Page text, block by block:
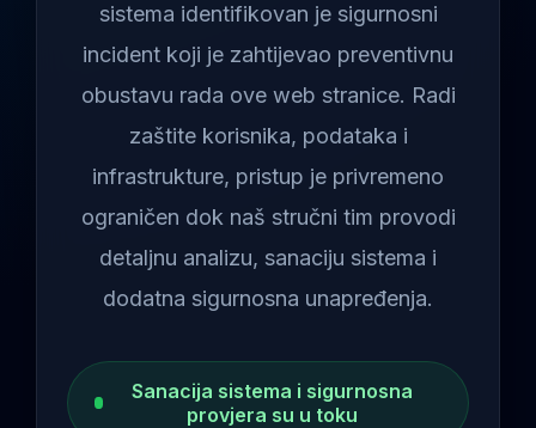
sistema identifikovan je sigurnosni
incident koji je zahtijevao preventivnu
obustavu rada ove web stranice. Radi
zaštite korisnika, podataka i
infrastrukture, pristup je privremeno
ograničen dok naš stručni tim provodi
detaljnu analizu, sanaciju sistema i
dodatna sigurnosna unapređenja.
Sanacija sistema i sigurnosna
provjera su u toku